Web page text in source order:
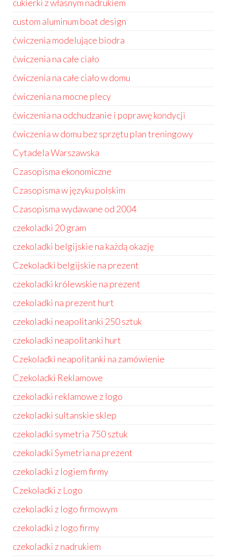
cukierki z własnym nadrukiem
custom aluminum boat design
ćwiczenia modelujące biodra
ćwiczenia na całe ciało
ćwiczenia na całe ciało w domu
ćwiczenia na mocne plecy
ćwiczenia na odchudzanie i poprawę kondycji
ćwiczenia w domu bez sprzętu plan treningowy
Cytadela Warszawska
Czasopisma ekonomiczne
Czasopisma w języku polskim
Czasopisma wydawane od 2004
czekoladki 20 gram
czekoladki belgijskie na każdą okazję
Czekoladki belgijskie na prezent
czekoladki królewskie na prezent
czekoladki na prezent hurt
czekoladki neapolitanki 250 sztuk
czekoladki neapolitanki hurt
Czekoladki neapolitanki na zamówienie
Czekoladki Reklamowe
czekoladki reklamowe z logo
czekoladki sultanskie sklep
czekoladki symetria 750 sztuk
czekoladki Symetria na prezent
czekoladki z logiem firmy
Czekoladki z Logo
czekoladki z logo firmowym
czekoladki z logo firmy
czekoladki z nadrukiem